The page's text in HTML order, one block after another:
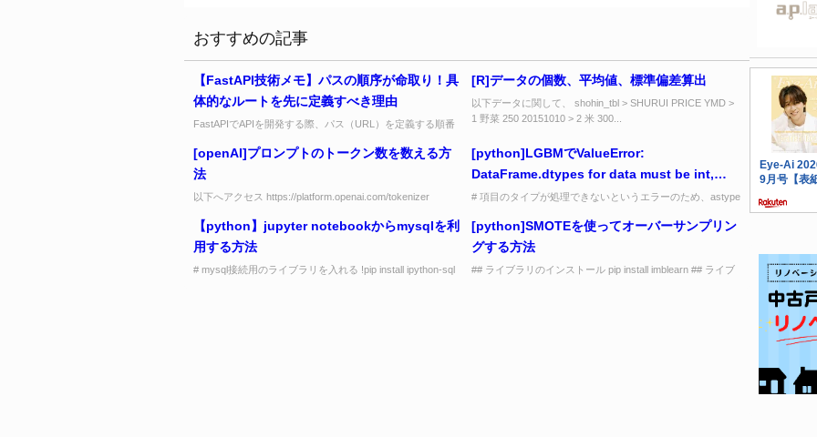
おすすめの記事
【FastAPI技術メモ】パスの順序が命取り！具
体的なルートを先に定義すべき理由
FastAPIでAPIを開発する際、パス（URL）を定義する順番
スと動的なパスを組み合...
[R]データの個数、平均値、標準偏差算出
以下データに関して、 shohin_tbl > SHURUI PRICE YMD >
1 野菜 250 20151010 > 2 米 300...
[openAI]プロンプトのトークン数を数える方
法
以下へアクセス https://platform.openai.com/tokenizer
[python]LGBMでValueError:
DataFrame.dtypes for data must be int,
float or bool. Did not expect the data types
# 項目のタイプが処理できないというエラーのため、astype
【python】jupyter notebookからmysqlを利
用する方法
# mysql接続用のライブラリを入れる !pip install ipython-sql
[python]SMOTEを使ってオーバーサンプリン
グする方法
## ライブラリのインストール pip install imblearn ## ライブ